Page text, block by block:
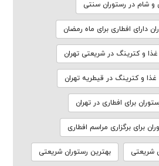
و شام در رستوران سنتی
دارای افطاری برای ماه رمضان
و کترینگ در شریعتی تهران
غذا و کترینگ در قیطریه تهران
برای افطاری در تهران
برای برگزاری مراسم افطاری
شریعتی بهترین رستوران شریعتی